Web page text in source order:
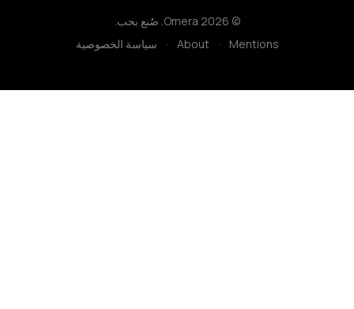
© Omera 2026. صُنع بحب.
About
· Mentions
· سياسة الخصوصية